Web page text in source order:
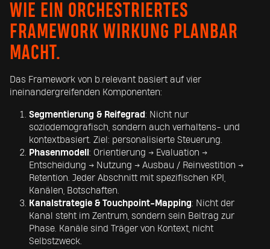
WIE EIN ORCHESTRIERTES
FRAMEWORK WIRKUNG PLANBAR
MACHT.
Das Framework von b.relevant basiert auf vier
ineinandergreifenden Komponenten:
Segmentierung & Reifegrad : Nicht nur
soziodemografisch, sondern auch verhaltens- und
kontextbasiert. Ziel: personalisierte Steuerung.
Phasenmodell : Orientierung → Evaluation →
Entscheidung → Nutzung → Ausbau / Reinvestition →
Retention. Jeder Abschnitt mit spezifischen KPI,
Kanälen, Botschaften.
Kanalstrategie & Touchpoint-Mapping: Nicht der
Kanal steht im Zentrum, sondern sein Beitrag zur
Phase. Kanäle sind Träger von Kontext, nicht
Selbstzweck.